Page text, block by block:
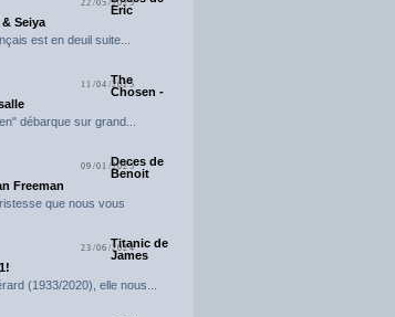
22/05/2025
Eric
Seiya
est en deuil suite...
11/04/2025
The
Chosen -
débarque sur grand...
09/01/2025Deces de
Benoit
Freeman
que nous vous
23/06/2024Titanic de
James
(1933/2020), elle nous...